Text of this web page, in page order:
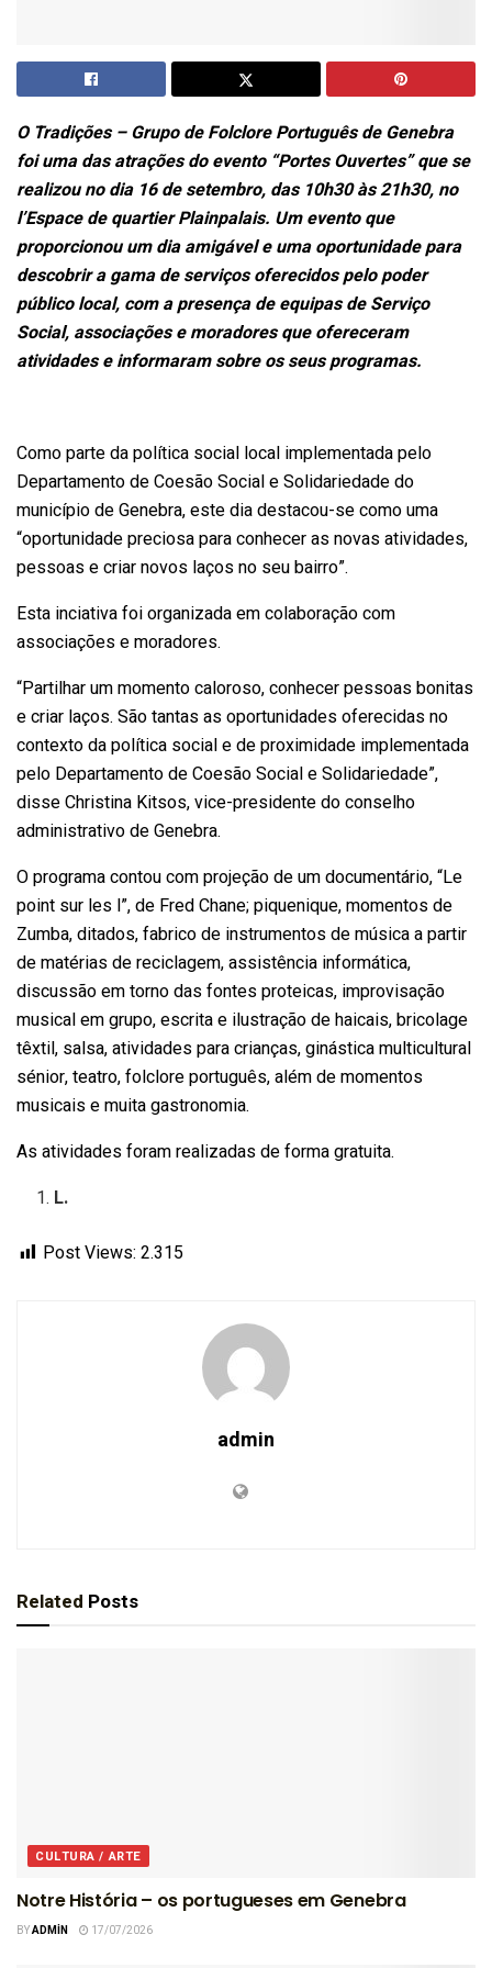
O Tradições – Grupo de Folclore Português de Genebra
foi uma das atrações do evento “Portes Ouvertes” que se
realizou no dia 16 de setembro, das 10h30 às 21h30, no
l’Espace de quartier Plainpalais. Um evento que
proporcionou um dia amigável e uma oportunidade para
descobrir a gama de serviços oferecidos pelo poder
público local, com a presença de equipas de Serviço
Social, associações e moradores que ofereceram
atividades e informaram sobre os seus programas.
Como parte da política social local implementada pelo
Departamento de Coesão Social e Solidariedade do
município de Genebra, este dia destacou-se como uma
“oportunidade preciosa para conhecer as novas atividades,
pessoas e criar novos laços no seu bairro”.
Esta inciativa foi organizada em colaboração com
associações e moradores.
“Partilhar um momento caloroso, conhecer pessoas bonitas
e criar laços. São tantas as oportunidades oferecidas no
contexto da política social e de proximidade implementada
pelo Departamento de Coesão Social e Solidariedade”,
disse Christina Kitsos, vice-presidente do conselho
administrativo de Genebra.
O programa contou com projeção de um documentário, “Le
point sur les l”, de Fred Chane; piquenique, momentos de
Zumba, ditados, fabrico de instrumentos de música a partir
de matérias de reciclagem, assistência informática,
discussão em torno das fontes proteicas, improvisação
musical em grupo, escrita e ilustração de haicais, bricolage
têxtil, salsa, atividades para crianças, ginástica multicultural
sénior, teatro, folclore português, além de momentos
musicais e muita gastronomia.
As atividades foram realizadas de forma gratuita.
L.
Post Views: 2.315
admin
Related Posts
CULTURA / ARTE
Notre História – os portugueses em Genebra
BYADMIN 17/07/2026